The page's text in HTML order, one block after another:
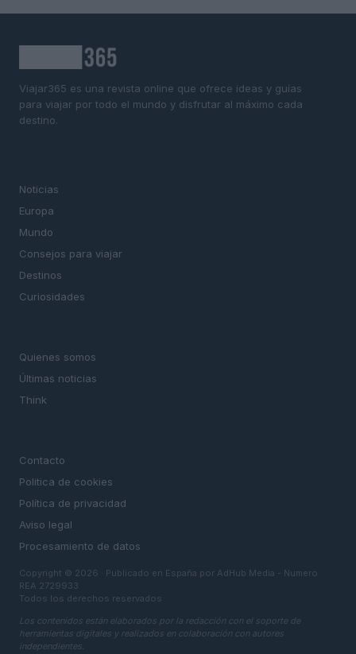
Viajar365 es una revista online que ofrece ideas y guías
para viajar por todo el mundo y disfrutar al máximo cada
destino.
Noticias
Europa
Mundo
Consejos para viajar
Destinos
Curiosidades
Quienes somos
Últimas noticias
Think
Contacto
Politica de cookies
Política de privacidad
Aviso legal
Procesamiento de datos
Copyright © 2026 · Publicado en España por AdHub Media - Numero
REA 2729933
Todos los derechos reservados
Los contenidos están elaborados por la redacción con el soporte de
herramientas digitales y realizados en colaboración con autores
independientes.